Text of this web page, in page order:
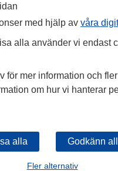
med hjälp av våra
alla använder vi endast
för mer information och
om hur vi hanterar
Fler alternativ